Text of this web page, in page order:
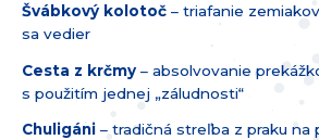
Švábkový kolotoč – triafanie
sa vedier
Cesta z krčmy – absolvovanie
s použitím jednej „záludnosti“
Chuligáni – tradičná streľba z praku na